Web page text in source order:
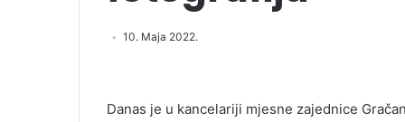
10. Maja 2022.
Danas je u kancelariji mjesne zajednice